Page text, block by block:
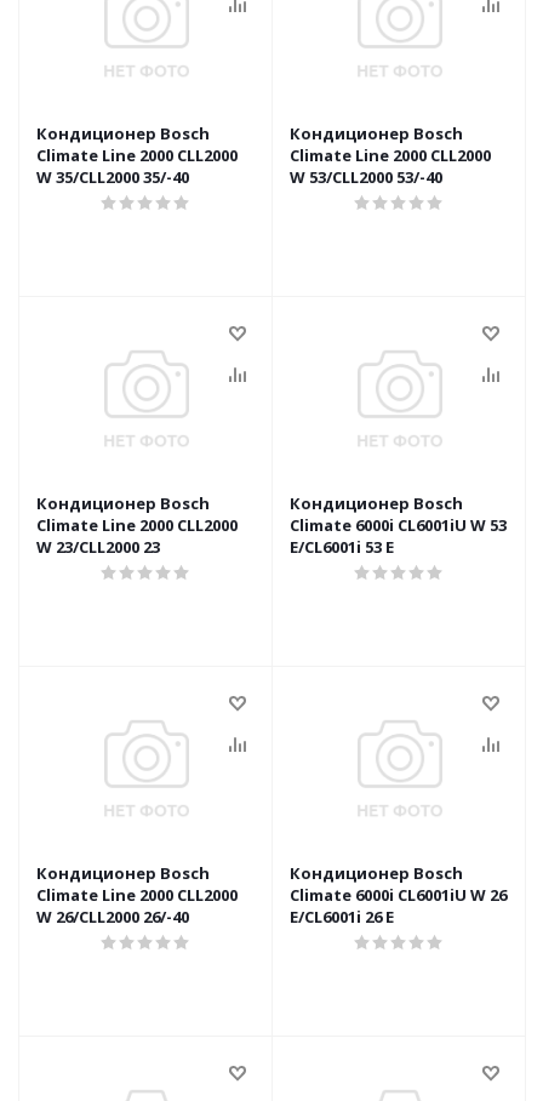
Кондиционер Bosch
Climate Line 2000 CLL2000
W 35/CLL2000 35/-40
Кондиционер Bosch
Climate Line 2000 CLL2000
W 53/CLL2000 53/-40
Кондиционер Bosch
Climate Line 2000 CLL2000
W 23/CLL2000 23
Кондиционер Bosch
Climate 6000i CL6001iU W 53
E/CL6001i 53 E
Кондиционер Bosch
Climate Line 2000 CLL2000
W 26/CLL2000 26/-40
Кондиционер Bosch
Climate 6000i CL6001iU W 26
E/CL6001i 26 E